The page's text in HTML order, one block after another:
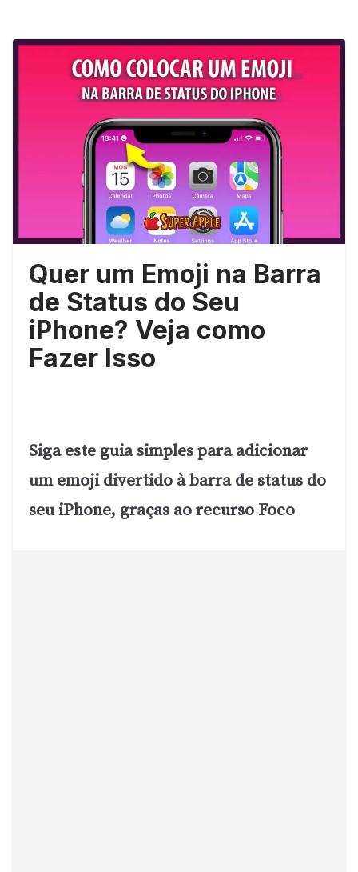
Quer um Emoji na Barra
de Status do Seu
iPhone? Veja como
Fazer Isso
Siga este guia simples para adicionar
um emoji divertido à barra de status do
seu iPhone, graças ao recurso Foco